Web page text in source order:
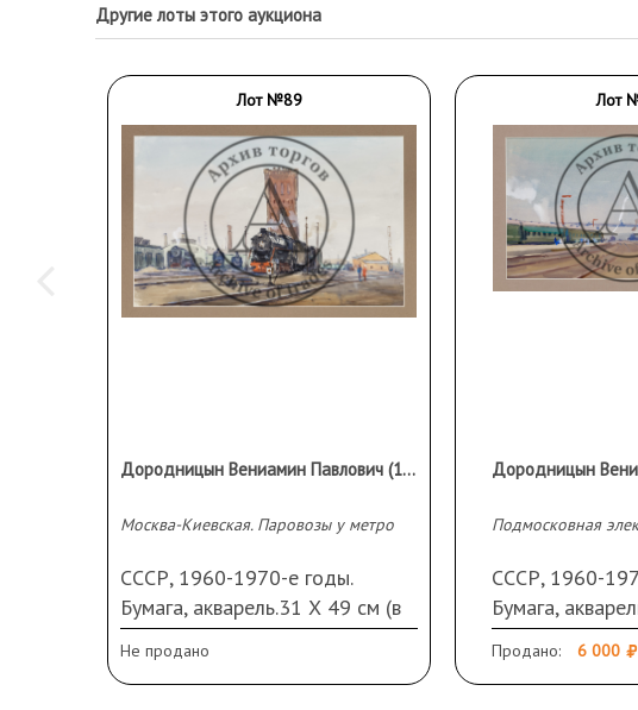
Другие лоты этого аукциона
Лот №89
Дородницын Вениамин Павлович (1908-1984 гг)
Москва-Киевская. Паровозы у метро
СССР, 1960-1970-е годы.
Бумага, акварель.31 Х 49 см (в
свету). Паспарту
Не продано
Лот
Подмосковная
СССР, 1960-
Бумага,
(в свету).
Продано: 6 000